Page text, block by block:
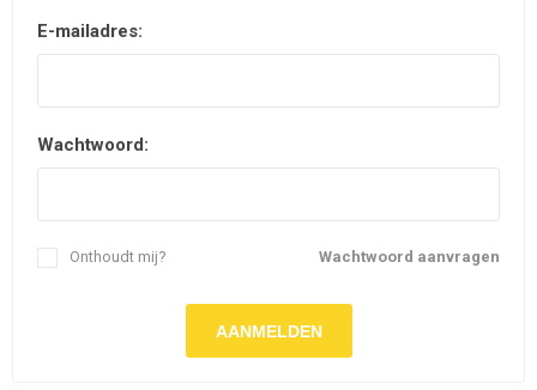
E-mailadres:
Wachtwoord:
Wachtwoord aanvragen
Onthoudt mij?
AANMELDEN